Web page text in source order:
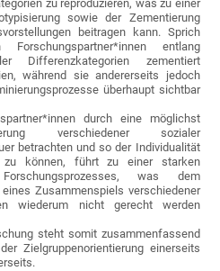
zu reproduzieren, was zu einer
sowie der Zementierung
beitragen kann. Sprich
entlang
Differenzkategorien zementiert
während sie andererseits jedoch
überhaupt sichtbar
durch eine möglichst
verschiedener sozialer
betrachten und so der Individualität
zu können, führt zu einer starken
was dem
Zusammenspiels verschiedener
wiederum nicht gerecht werden
steht somit zusammenfassend
Zielgruppenorientierung einerseits